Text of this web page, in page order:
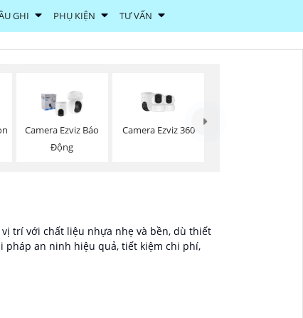
GHI PHỤ KIỆN TƯ VẤN
Camera Ezviz Báo
Động
Camera Ezviz 360
trí với chất liệu nhựa nhẹ và bền, dù thiết
pháp an ninh hiệu quả, tiết kiệm chi phí,